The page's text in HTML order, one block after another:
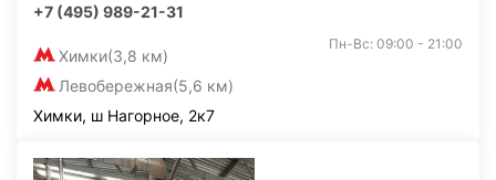
+7 (495) 989-21-31
Химки(3,8 км)
Левобережная(5,6 км)
Пн-Вс: 09:00 - 21:00
Химки, ш Нагорное, 2к7